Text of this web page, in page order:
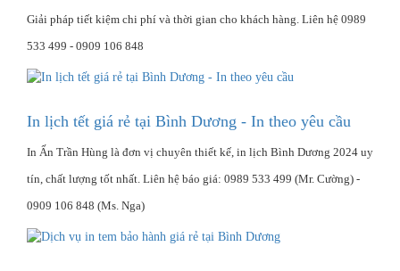
Giải pháp tiết kiệm chi phí và thời gian cho khách hàng. Liên hệ 0989
533 499 - 0909 106 848
In lịch tết giá rẻ tại Bình Dương - In theo yêu cầu
In Ấn Trần Hùng là đơn vị chuyên thiết kế, in lịch Bình Dương 2024 uy
tín, chất lượng tốt nhất. Liên hệ báo giá: 0989 533 499 (Mr. Cường) -
0909 106 848 (Ms. Nga)